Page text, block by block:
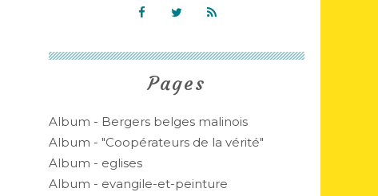
Pages
Album - Bergers belges malinois
Album - "Coopérateurs de la vérité"
Album - eglises
Album - evangile-et-peinture